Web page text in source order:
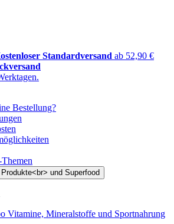
Standardversand ab 52,90 €
Bestellung?
Vitamine, Mineralstoffe und Sportnahrung